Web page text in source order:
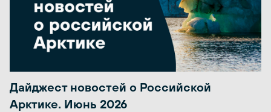
Дайджест новостей о Российской
Арктике. Июнь 2026